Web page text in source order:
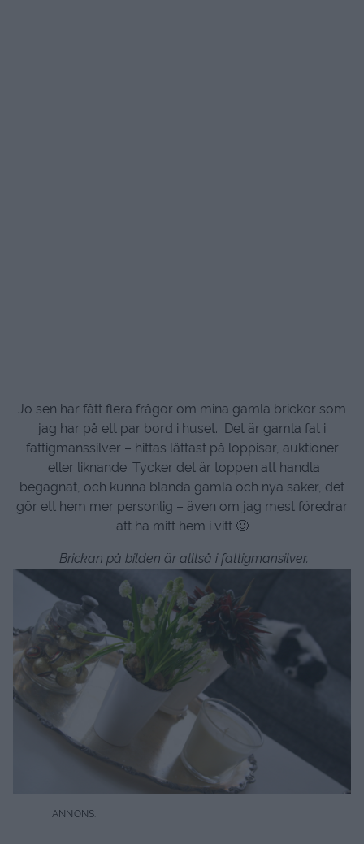
Jo sen har fått flera frågor om mina gamla brickor som
jag har på ett par bord i huset. Det är gamla fat i
fattigmanssilver – hittas lättast på loppisar, auktioner
eller liknande. Tycker det är toppen att handla
begagnat, och kunna blanda gamla och nya saker, det
gör ett hem mer personlig – även om jag mest föredrar
att ha mitt hem i vitt 🙂
Brickan på bilden är alltså i fattigmansilver.